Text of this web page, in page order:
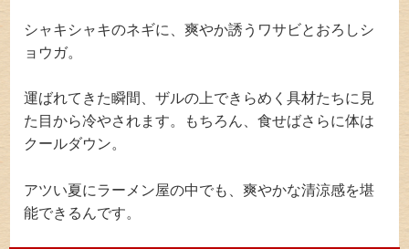
シャキシャキのネギに、爽やか誘うワサビとおろしシ
ョウガ。
運ばれてきた瞬間、ザルの上できらめく具材たちに見
た目から冷やされます。もちろん、食せばさらに体は
クールダウン。
アツい夏にラーメン屋の中でも、爽やかな清涼感を堪
能できるんです。